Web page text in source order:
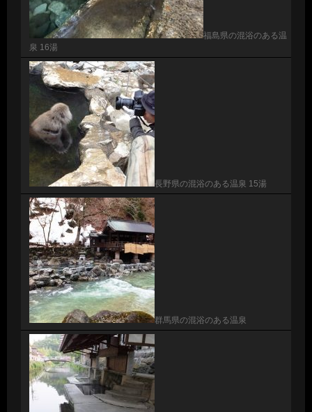
福島県の混浴のある温
泉 16湯
長野県の混浴のある温泉 15湯
群馬県の混浴のある温泉